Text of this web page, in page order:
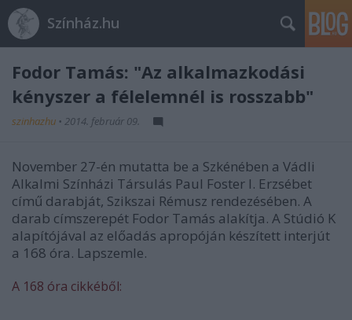
Színház.hu
Fodor Tamás: "Az alkalmazkodási
kényszer a félelemnél is rosszabb"
szinhazhu • 2014. február 09.
November 27-én mutatta be a Szkénében a Vádli
Alkalmi Színházi Társulás Paul Foster I. Erzsébet
című darabját, Szikszai Rémusz rendezésében. A
darab címszerepét Fodor Tamás alakítja. A Stúdió K
alapítójával az előadás apropóján készített interjút
a 168 óra. Lapszemle.
A 168 óra cikkéből: